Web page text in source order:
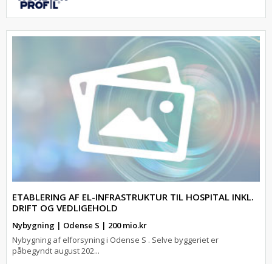
ETABLERING AF EL-INFRASTRUKTUR TIL HOSPITAL INKL.
DRIFT OG VEDLIGEHOLD
Nybygning | Odense S | 200 mio.kr
Nybygning af elforsyning i Odense S . Selve byggeriet er
påbegyndt august 202...